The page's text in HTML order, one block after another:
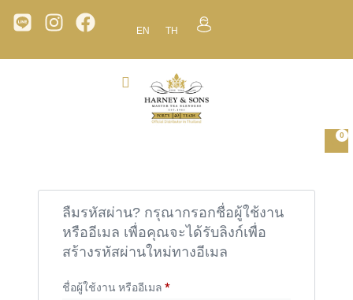
EN TH
0
ลืมรหัสผ่าน? กรุณากรอกชื่อผู้ใช้งาน
หรืออีเมล เพื่อคุณจะได้รับลิงก์เพื่อ
สร้างรหัสผ่านใหม่ทางอีเมล
ชื่อผู้ใช้งาน หรืออีเมล *